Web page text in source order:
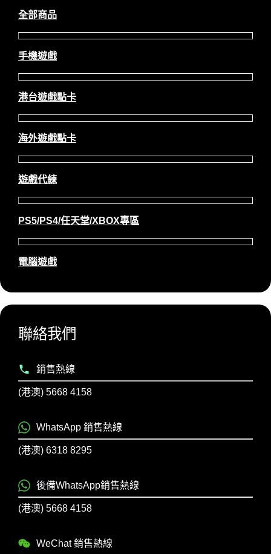
全部商品
手機遊戲
港台遊戲點卡
海外遊戲點卡
遊戲代練
PS5/PS4/任天堂/XBOX專區
電腦遊戲
聯絡我們
銷售熱線
(港澳) 5668 4158
WhatsApp 銷售熱線
(港澳) 6318 8295
後備WhatsApp銷售熱線
(港澳) 5668 4158
WeChat 銷售熱線